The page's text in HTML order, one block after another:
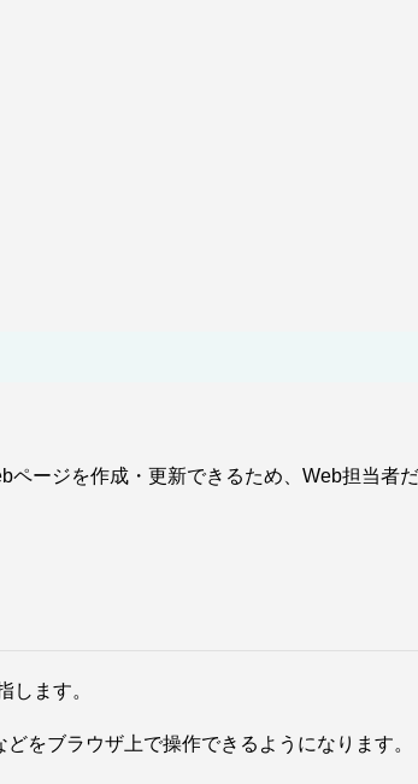
ージを作成・更新できるため、Web担当者
します。
をブラウザ上で操作できるようになります。